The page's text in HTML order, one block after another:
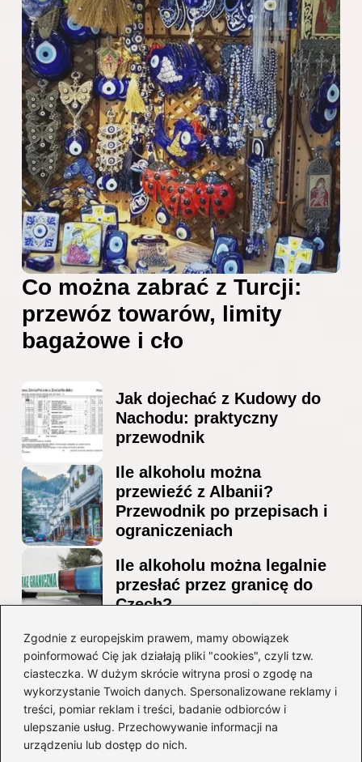
Zgodnie z europejskim prawem, mamy obowiązek
poinformować Cię jak działają pliki "cookies", czyli tzw.
ciasteczka. W dużym skrócie witryna prosi o zgodę na
wykorzystanie Twoich danych. Spersonalizowane reklamy i
treści, pomiar reklam i treści, badanie odbiorców i
ulepszanie usług. Przechowywanie informacji na
urządzeniu lub dostęp do nich.
Co można zabrać z Turcji:
przewóz towarów, limity
bagażowe i cło
Jak dojechać z Kudowy do
Nachodu: praktyczny
przewodnik
Ile alkoholu można
przewieźć z Albanii?
Przewodnik po przepisach i
ograniczeniach
Ile alkoholu można legalnie
przesłać przez granicę do
Czech?
Jak wygodnie dotrzeć z
lotniska Marco Polo do
Mestre? Poradnik krok po
kroku
Kategorie